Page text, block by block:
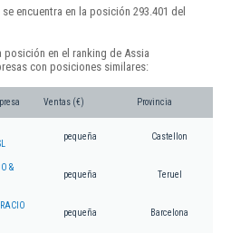
encuentra en la posición 293.401 del
en el ranking de Assia
con posiciones similares:
Ventas (€) Provincia
pequeña Castellon
&
pequeña Teruel
pequeña Barcelona